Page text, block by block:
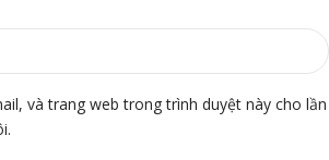
và trang web trong trình duyệt này cho lần